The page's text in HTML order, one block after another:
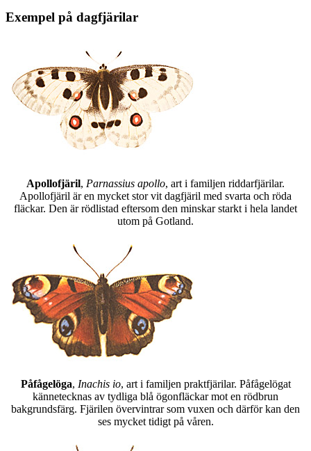
Exempel på dagfjärilar
Apollofjäril, Parnassius apollo, art i familjen riddarfjärilar.
Apollofjäril är en mycket stor vit dagfjäril med svarta och röda
fläckar. Den är rödlistad eftersom den minskar starkt i hela landet
utom på Gotland.
Påfågelöga, Inachis io, art i familjen praktfjärilar. Påfågelögat
kännetecknas av tydliga blå ögonfläckar mot en rödbrun
bakgrundsfärg. Fjärilen övervintrar som vuxen och därför kan den
ses mycket tidigt på våren.